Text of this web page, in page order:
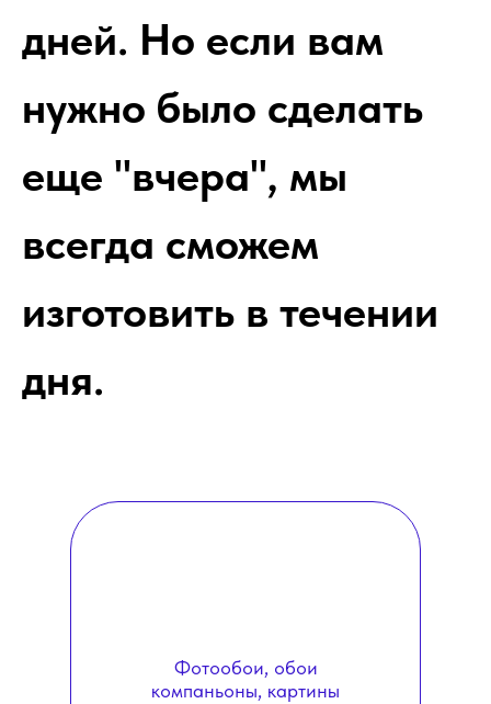
дней. Но если вам
нужно было сделать
еще "вчера", мы
всегда сможем
изготовить в течении
дня.
Фотообои, обои
компаньоны, картины